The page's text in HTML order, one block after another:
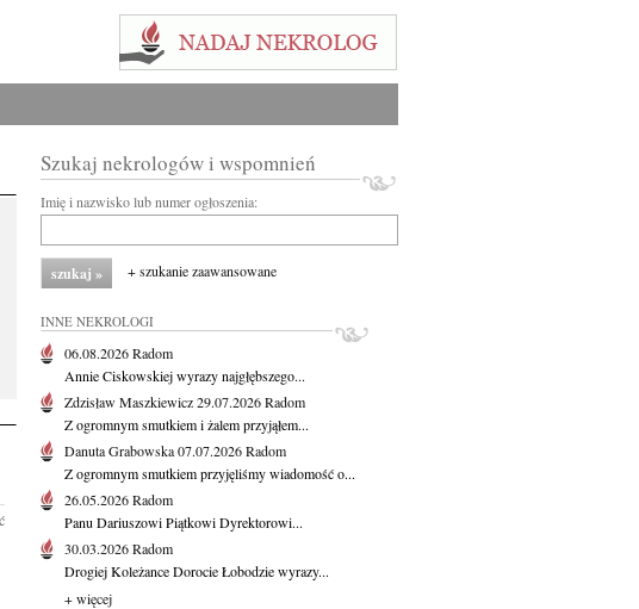
Szukaj nekrologów i wspomnień
Imię i nazwisko lub numer ogłoszenia:
+ szukanie zaawansowane
INNE NEKROLOGI
06.08.2026Radom
Annie Ciskowskiej wyrazy najgłębszego...
Zdzisław Maszkiewicz29.07.2026Radom
Z ogromnym smutkiem i żalem przyjąłem...
Danuta Grabowska07.07.2026Radom
Z ogromnym smutkiem przyjęliśmy wiadomość o...
26.05.2026Radom
Panu Dariuszowi Piątkowi Dyrektorowi...
30.03.2026Radom
Drogiej Koleżance Dorocie Łobodzie wyrazy...
+ więcej